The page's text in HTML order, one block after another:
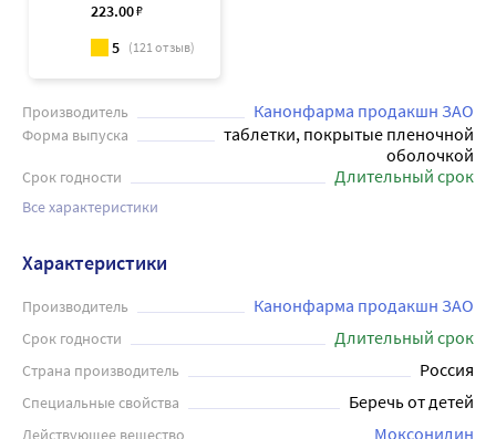
223.00₽
5 (121отзыв)
Производитель Канонфарма продакшн ЗАО
Форма выпуска
таблетки, покрытые пленочной
оболочкой
Срок годности Длительный срок
Все характеристики
Характеристики
Производитель Канонфарма продакшн ЗАО
Срок годности Длительный срок
Страна производитель Россия
Специальные свойства Беречь от детей
Действующее вещество Моксонидин